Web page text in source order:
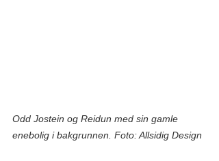
Odd Jostein og Reidun med sin gamle
enebolig i bakgrunnen. Foto: Allsidig Design